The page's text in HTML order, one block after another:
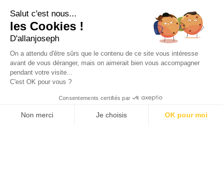
49 rue Francis Davso - 13001 Marseille
Site réalisé avec le soutien de la région
Provence-Alpes-Côte d'Azur.
© 2026 ALLAN JOSEPH
Salut c'est nous...
les Cookies !
D'allanjoseph
On a attendu d'être sûrs que le contenu de ce site vous intéresse
avant de vous déranger, mais on aimerait bien vous accompagner
pendant votre visite...
C'est OK pour vous ?
Consentements certifiés par
Non merci Je choisis OK pour moi